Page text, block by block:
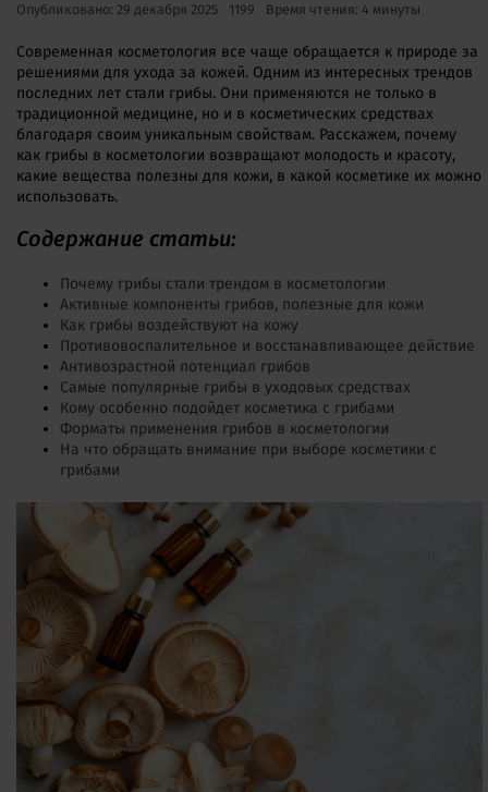
Опубликовано: 29 декабря 2025 1199 Время чтения: 4 минуты
Современная косметология все чаще обращается к природе за
решениями для ухода за кожей. Одним из интересных трендов
последних лет стали грибы. Они применяются не только в
традиционной медицине, но и в косметических средствах
благодаря своим уникальным свойствам. Расскажем, почему
как грибы в косметологии возвращают молодость и красоту,
какие вещества полезны для кожи, в какой косметике их можно
использовать.
Содержание статьи:
Почему грибы стали трендом в косметологии
Активные компоненты грибов, полезные для кожи
Как грибы воздействуют на кожу
Противовоспалительное и восстанавливающее действие
Антивозрастной потенциал грибов
Самые популярные грибы в уходовых средствах
Кому особенно подойдет косметика с грибами
Форматы применения грибов в косметологии
На что обращать внимание при выборе косметики с
грибами